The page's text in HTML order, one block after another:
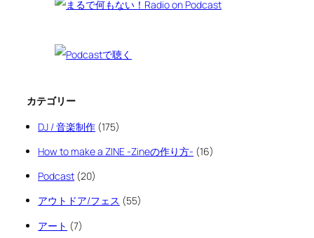
カテゴリー
DJ / 音楽制作 (175)
How to make a ZINE -Zineの作り方- (16)
Podcast (20)
アウトドア/フェス (55)
アート (7)